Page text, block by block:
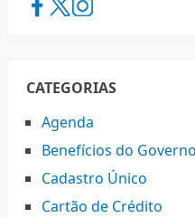
CATEGORIAS
Agenda
Benefícios do Governo
Cadastro Único
Cartão de Crédito